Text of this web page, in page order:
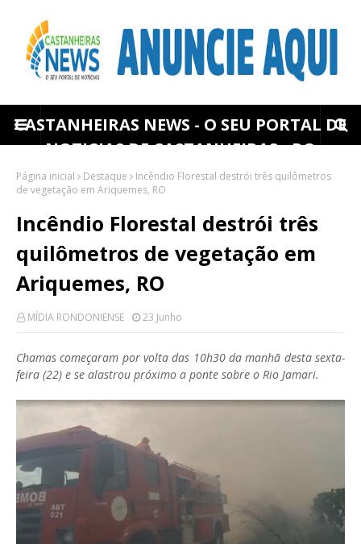
CASTANHEIRAS NEWS - O SEU PORTAL DE
NOTICIAS DE CASTANHEIRAS - RO
Página inicial Destaque
Incêndio Florestal destrói três quilômetros
de vegetação em Ariquemes, RO
Incêndio Florestal destrói três
quilômetros de vegetação em
Ariquemes, RO
MÍDIA RONDONIENSE 23 Junho
Chamas começaram por volta das 10h30 da manhã desta sexta-
feira (22) e se alastrou próximo a ponte sobre o Rio Jamari.